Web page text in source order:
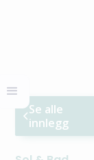
Se alle
innlegg